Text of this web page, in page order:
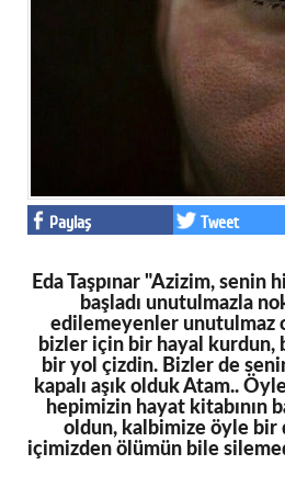
Paylaş Tweet
Eda Taşpınar "Azizim,
başladı unutulmazla
edilemeyenler unutulmaz
bizler için bir hayal kurdun,
bir yol çizdin. Bizler de
kapalı aşık olduk Atam..
hepimizin hayat kitabının
oldun, kalbimize öyle bir
içimizden ölümün bile